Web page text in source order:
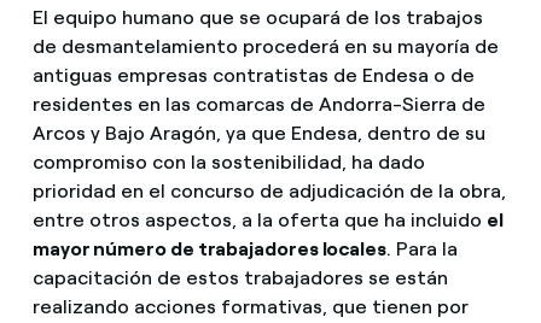
El equipo humano que se ocupará de los trabajos
de desmantelamiento procederá en su mayoría de
antiguas empresas contratistas de Endesa o de
residentes en las comarcas de Andorra-Sierra de
Arcos y Bajo Aragón, ya que Endesa, dentro de su
compromiso con la sostenibilidad, ha dado
prioridad en el concurso de adjudicación de la obra,
entre otros aspectos, a la oferta que ha incluido el
mayor número de trabajadores locales. Para la
capacitación de estos trabajadores se están
realizando acciones formativas, que tienen por